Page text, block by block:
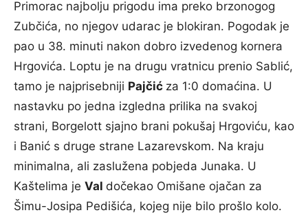
Primorac najbolju prigodu ima preko brzonogog
Zubčića, no njegov udarac je blokiran. Pogodak je
pao u 38. minuti nakon dobro izvedenog kornera
Hrgovića. Loptu je na drugu vratnicu prenio Sablić,
tamo je najprisebniji Pajčić za 1:0 domaćina. U
nastavku po jedna izgledna prilika na svakoj
strani, Borgelott sjajno brani pokušaj Hrgoviću, kao
i Banić s druge strane Lazarevskom. Na kraju
minimalna, ali zaslužena pobjeda Junaka. U
Kaštelima je Val dočekao Omišane ojačan za
Šimu-Josipa Pedišića, kojeg nije bilo prošlo kolo.